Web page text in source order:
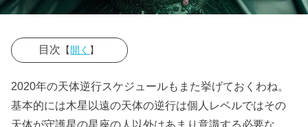
目次 【開く 】
› ■2020年の天
体逆行スケジ
ュール
2020年の天体逆行スケジュールもまた挙げておくわね。
基本的には木星以遠の天体の逆行は個人レベルではその
天体が守護星の星座の人以外はあまり意識する必要な